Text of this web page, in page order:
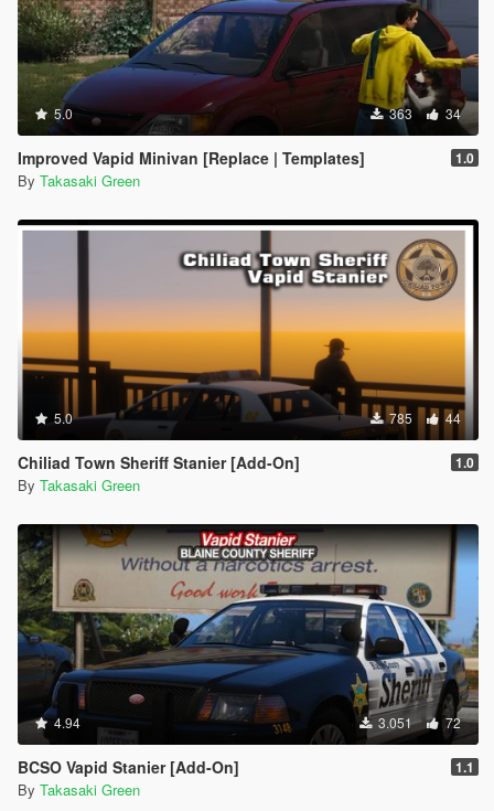
5.0 363 34
Improved Vapid Minivan [Replace | Templates] 1.0
By Takasaki Green
5.0 785 44
Chiliad Town Sheriff Stanier [Add-On] 1.0
By Takasaki Green
4.94 3.051 72
BCSO Vapid Stanier [Add-On] 1.1
By Takasaki Green